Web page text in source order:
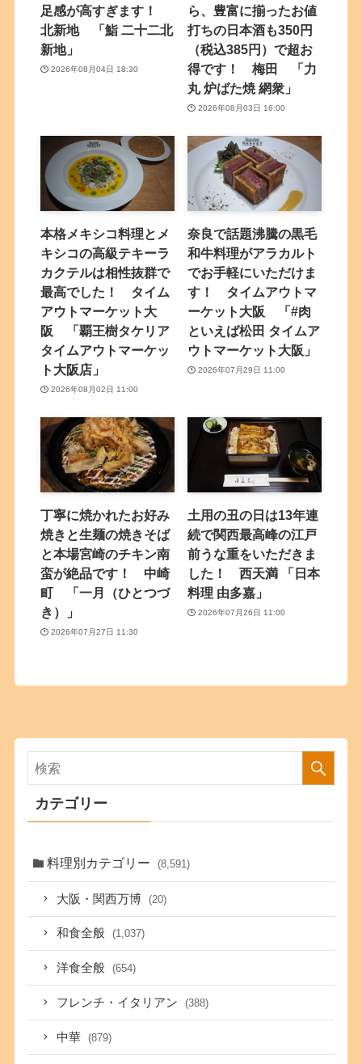
足感が高すぎます！
北新地 「鮨 二十二北
新地」
2026年08月04日 18:30
ら、豊富に揃ったお値
打ちの日本酒も350円
（税込385円）で超お
得です！ 梅田 「力
丸 炉ばた焼 網衆」
2026年08月03日 16:00
本格メキシコ料理とメ
キシコの高級テキーラ
カクテルは相性抜群で
最高でした！ タイム
アウトマーケット大
阪 「覇王樹タケリア
タイムアウトマーケッ
ト大阪店」
2026年08月02日 11:00
奈良で話題沸騰の黒毛
和牛料理がアラカルト
でお手軽にいただけま
す！ タイムアウトマ
ーケット大阪 「#肉
といえば松田 タイムア
ウトマーケット大阪」
2026年07月29日 11:00
丁寧に焼かれたお好み
焼きと生麺の焼きそば
と本場宮崎のチキン南
蛮が絶品です！ 中崎
町 「一月（ひとつづ
き）」
2026年07月27日 11:30
土用の丑の日は13年連
続で関西最高峰の江戸
前うな重をいただきま
した！ 西天満 「日本
料理 由多嘉」
2026年07月26日 11:00
カテゴリー
料理別カテゴリー (8,591)
大阪・関西万博 (20)
和食全般 (1,037)
洋食全般 (654)
フレンチ・イタリアン (388)
中華 (879)